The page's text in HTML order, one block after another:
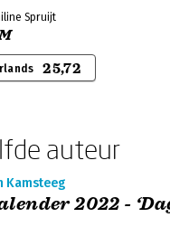
Spruijt
25,72
auteur
Kamsteeg
2022 -